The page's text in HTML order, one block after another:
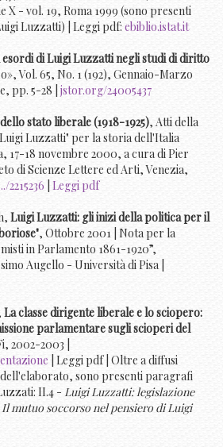
X - vol. 19, Roma 1999 (sono presenti
Luzzatti) | Leggi pdf: ebiblio.istat.it
esordi di Luigi Luzzatti negli studi di diritto
Vol. 65, No. 1 (192), Gennaio-Marzo
pp. 5-28 | jstor.org/24005437
stato liberale (1918-1925), Atti della
Luzzatti" per la storia dell'Italia
17-18 novembre 2000, a cura di Pier
di Scienze Lettere ed Arti, Venezia,
Leggi pdf
Luigi Luzzatti: gli inizi della politica per il
, Ottobre 2001 | Nota per la
in Parlamento 1861-1920”,
Augello - Università di Pisa |
La classe dirigente liberale e lo sciopero:
parlamentare sugli scioperi del
2002-2003 |
| Leggi pdf | Oltre a diffusi
sono presenti paragrafi
II.4 - Luigi Luzzatti: legislazione
Il mutuo soccorso nel pensiero di Luigi